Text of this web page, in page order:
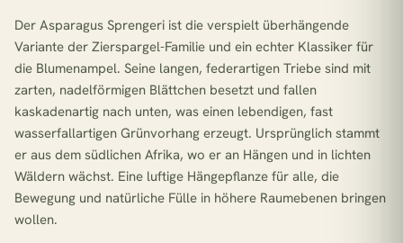
Der Asparagus Sprengeri ist die verspielt überhängende
Variante der Zierspargel-Familie und ein echter Klassiker für
die Blumenampel. Seine langen, federartigen Triebe sind mit
zarten, nadelförmigen Blättchen besetzt und fallen
kaskadenartig nach unten, was einen lebendigen, fast
wasserfallartigen Grünvorhang erzeugt. Ursprünglich stammt
er aus dem südlichen Afrika, wo er an Hängen und in lichten
Wäldern wächst. Eine luftige Hängepflanze für alle, die
Bewegung und natürliche Fülle in höhere Raumebenen bringen
wollen.